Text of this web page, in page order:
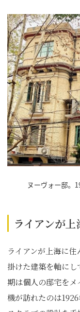
ヌーヴォー邸。
ライアンが
ライアンが上海に
掛けた建築を軸に
期は個人の邸宅を
機が訪れたのは